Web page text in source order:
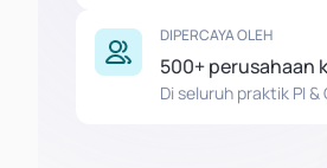
DIPERCAYA OLEH
500+ perusahaan
Di seluruh praktik PI